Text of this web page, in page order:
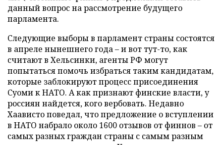
данный вопрос на рассмотрение будущего
парламента.
Следующие выборы в парламент страны состоятся
в апреле нынешнего года – и вот тут-то, как
считают в Хельсинки, агенты РФ могут
попытаться помочь избраться таким кандидатам,
которые заблокируют процесс присоединения
Суоми к НАТО. А как признают финские власти, у
россиян найдется, кого вербовать. Недавно
Хаависто поведал, что предложение о вступлении
в НАТО набрало около 1600 отзывов от финнов – от
самых разных граждан страны с самым разным